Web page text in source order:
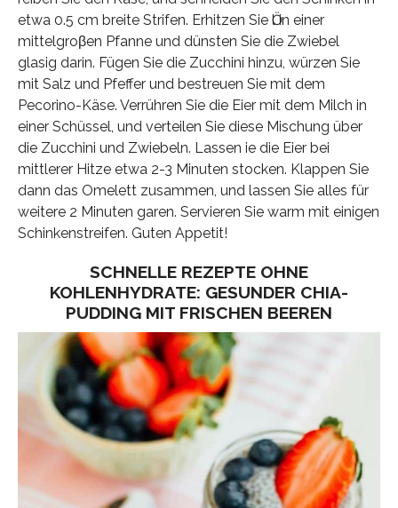
etwa 0.5 cm breite Strifen. Erhitzen Sie Ӧl in einer
mittelgroβen Pfanne und dünsten Sie die Zwiebel
glasig darin. Fügen Sie die Zucchini hinzu, würzen Sie
mit Salz und Pfeffer und bestreuen Sie mit dem
Pecorino-Käse. Verrühren Sie die Eier mit dem Milch in
einer Schüssel, und verteilen Sie diese Mischung über
die Zucchini und Zwiebeln. Lassen ie die Eier bei
mittlerer Hitze etwa 2-3 Minuten stocken. Klappen Sie
dann das Omelett zusammen, und lassen Sie alles für
weitere 2 Minuten garen. Servieren Sie warm mit einigen
Schinkenstreifen. Guten Appetit!
SCHNELLE REZEPTE OHNE
KOHLENHYDRATE: GESUNDER CHIA-
PUDDING MIT FRISCHEN BEEREN